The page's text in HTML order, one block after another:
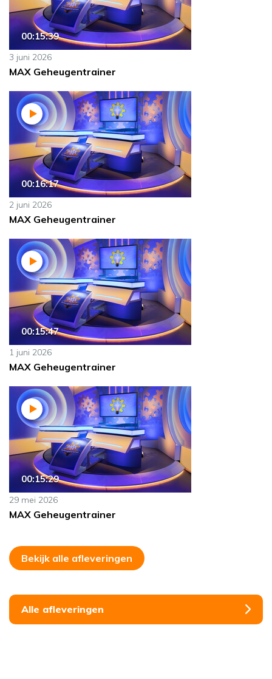
00:15:39
3 juni 2026
MAX Geheugentrainer
00:16:17
2 juni 2026
MAX Geheugentrainer
00:15:47
1 juni 2026
MAX Geheugentrainer
00:15:29
29 mei 2026
MAX Geheugentrainer
Bekijk alle afleveringen
Alle afleveringen